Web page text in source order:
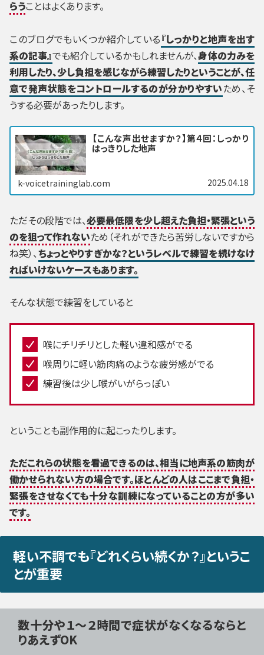
らうことはよくあります。
このブログでもいくつか紹介している『しっかりと地声を出す
系の記事』でも紹介しているかもしれませんが、身体の力みを
利用したり、少し負担を感じながら練習したりということが、任
意で発声状態をコントロールするのが分かりやすいため、そ
うする必要があったりします。
【こんな声出せますか？】第４回：しっかり
はっきりした地声
k-voicetraininglab.com 2025.04.18
ただその段階では、必要最低限を少し超えた負担・緊張という
のを狙って作れないため（それができたら苦労しないですから
ね笑）、ちょっとやりすぎかな？というレベルで練習を続けなけ
ればいけないケースもあります。
そんな状態で練習をしていると
喉にチリチリとした軽い違和感がでる
喉周りに軽い筋肉痛のような疲労感がでる
練習後は少し喉がいがらっぽい
ということも副作用的に起こったりします。
ただこれらの状態を看過できるのは、相当に地声系の筋肉が
働かせられない方の場合です。ほとんどの人はここまで負担・
緊張をさせなくても十分な訓練になっていることの方が多い
です。
軽い不調でも『どれくらい続くか？』というこ
とが重要
数十分や１～２時間で症状がなくなるならと
りあえずOK